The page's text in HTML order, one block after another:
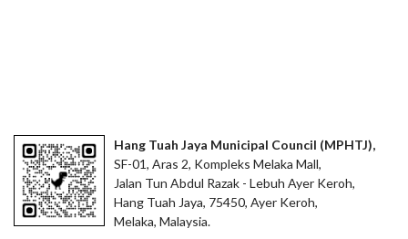
Hang Tuah Jaya Municipal Council (MPHTJ),
SF-01, Aras 2, Kompleks Melaka Mall,
Jalan Tun Abdul Razak - Lebuh Ayer Keroh,
Hang Tuah Jaya, 75450, Ayer Keroh,
Melaka, Malaysia.